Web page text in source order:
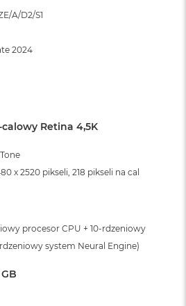
A/D2/S1
2024
Retina 4,5K
x 2520 pikseli, 218 pikseli na cal
procesor CPU + 10-rdzeniowy
system Neural Engine)